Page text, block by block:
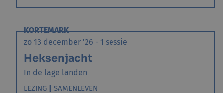
KORTEMARK
zo 13 december '26 - 1 sessie
Heksenjacht
In de lage landen
LEZING | SAMENLEVEN